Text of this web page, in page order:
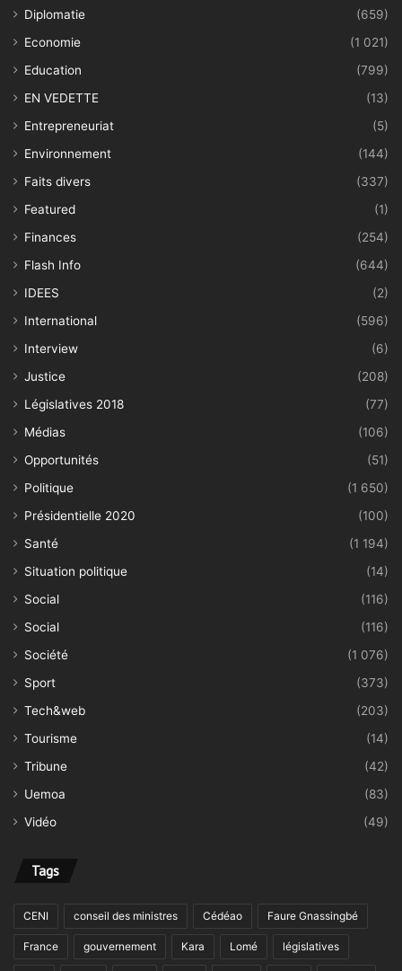
Diplomatie
(659)
Economie
(1 021)
Education
(799)
EN VEDETTE
(13)
Entrepreneuriat
(5)
Environnement
(144)
Faits divers
(337)
Featured
(1)
Finances
(254)
Flash Info
(644)
IDEES
(2)
International
(596)
Interview
(6)
Justice
(208)
Législatives 2018
(77)
Médias
(106)
Opportunités
(51)
Politique
(1 650)
Présidentielle 2020
(100)
Santé
(1 194)
Situation politique
(14)
Social
(116)
Social
(116)
Société
(1 076)
Sport
(373)
Tech&web
(203)
Tourisme
(14)
Tribune
(42)
Uemoa
(83)
Vidéo
(49)
Tags
CENI conseil des ministres Cédéao Faure Gnassingbé
France gouvernement Kara Lomé législatives